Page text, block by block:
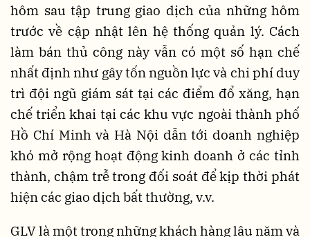
hôm sau tập trung giao dịch của những hôm
trước về cập nhật lên hệ thống quản lý. Cách
làm bán thủ công này vẫn có một số hạn chế
nhất định như gây tốn nguồn lực và chi phí duy
trì đội ngũ giám sát tại các điểm đổ xăng, hạn
chế triển khai tại các khu vực ngoài thành phố
Hồ Chí Minh và Hà Nội dẫn tới doanh nghiệp
khó mở rộng hoạt động kinh doanh ở các tỉnh
thành, chậm trễ trong đối soát để kịp thời phát
hiện các giao dịch bất thường, v.v.
GLV là một trong những khách hàng lâu năm và